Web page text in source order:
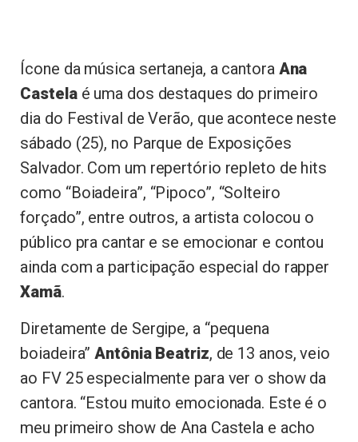
Ícone da música sertaneja, a cantora Ana
Castelaé uma dos destaques do primeiro
dia do Festival de Verão, que acontece neste
sábado (25), no Parque de Exposições
Salvador. Com um repertório repleto de hits
como “Boiadeira”, “Pipoco”, “Solteiro
forçado”, entre outros, a artista colocou o
público pra cantar e se emocionar e contou
ainda com a participação especial do rapper
Xamã.
Diretamente de Sergipe, a “pequena
boiadeira”Antônia Beatriz, de 13 anos, veio
ao FV 25 especialmente para ver o show da
cantora. “Estou muito emocionada. Este é o
meu primeiro show de Ana Castela e acho